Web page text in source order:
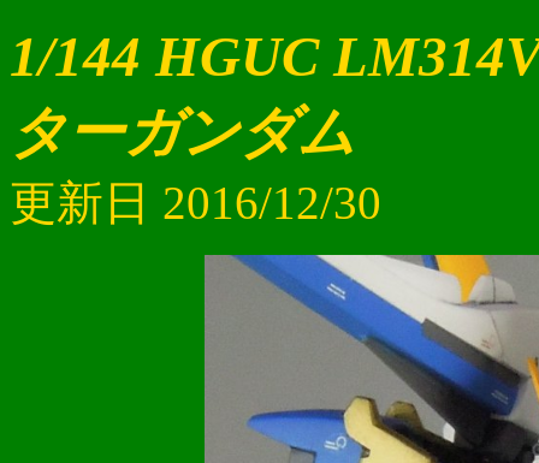
1/144 HGUC
ターガンダム
更新日 2016/12/30